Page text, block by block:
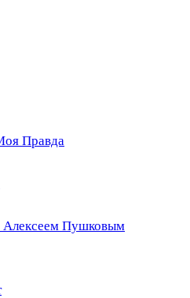
Правда
Алексеем Пушковым